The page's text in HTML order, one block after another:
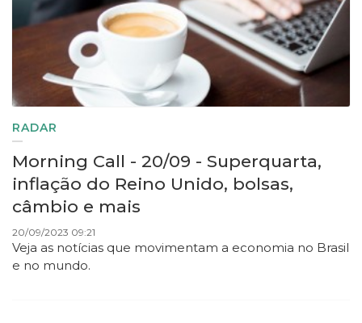
RADAR
Morning Call - 20/09 - Superquarta,
inflação do Reino Unido, bolsas,
câmbio e mais
20/09/2023 09:21
Veja as notícias que movimentam a economia no Brasil
e no mundo.